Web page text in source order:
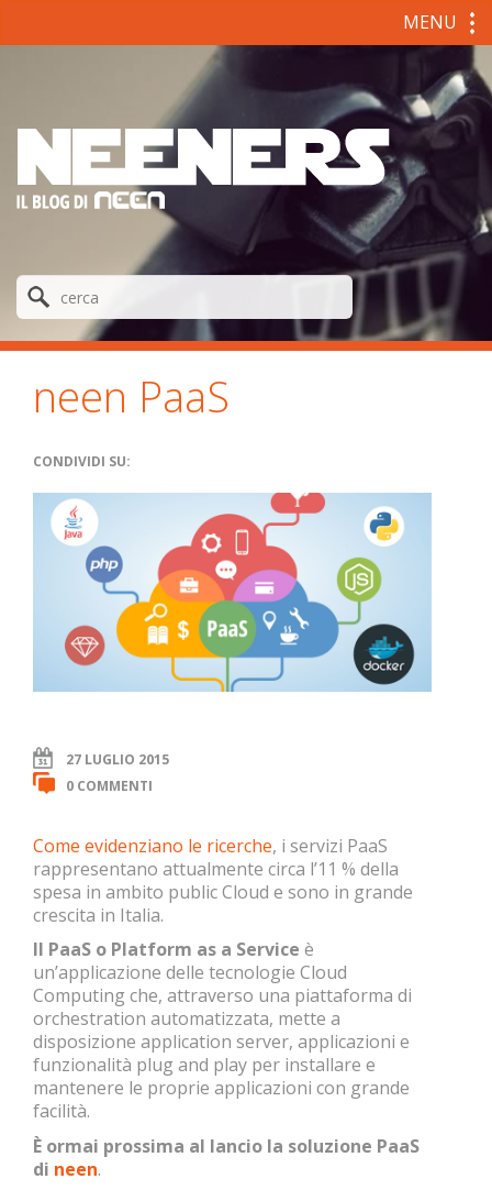
MENU
neen PaaS
CONDIVIDI SU:
27 LUGLIO 2015
0 COMMENTI
Come evidenziano le ricerche, i servizi PaaS
rappresentano attualmente circa l’11 % della
spesa in ambito public Cloud e sono in grande
crescita in Italia.
Il PaaS o Platform as a Service è
un’applicazione delle tecnologie Cloud
Computing che, attraverso una piattaforma di
orchestration automatizzata, mette a
disposizione application server, applicazioni e
funzionalità plug and play per installare e
mantenere le proprie applicazioni con grande
facilità.
È ormai prossima al lancio la soluzione PaaS
di neen.